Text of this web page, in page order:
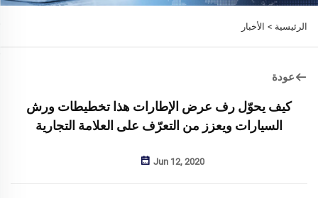
الرئيسية > الأخبار
عودة
كيف يحوّل رف عرض الإطارات هذا تخطيطات ورش
السيارات ويعزز من التعرّف على العلامة التجارية
Jun 12, 2020